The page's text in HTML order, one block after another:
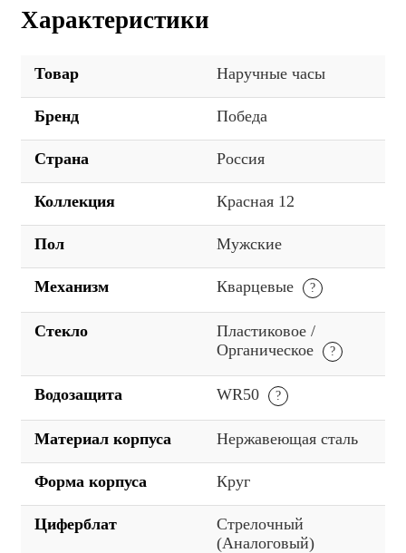
Характеристики
Товар Наручные часы
Бренд Победа
Страна Россия
Коллекция Красная 12
Пол Мужские
Механизм Кварцевые
Стекло
Пластиковое /
Органическое
Водозащита WR50
Материал корпуса Нержавеющая сталь
Форма корпуса Круг
Циферблат
Стрелочный
(Аналоговый)